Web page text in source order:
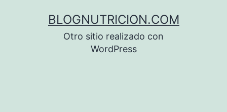
BLOGNUTRICION.COM
Otro sitio realizado con
WordPress